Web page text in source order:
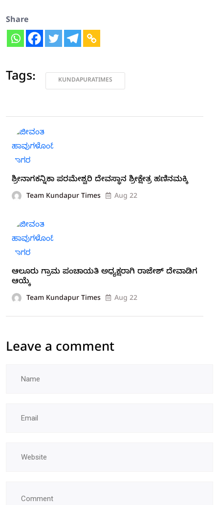
Share
Tags: KUNDAPURATIMES
ಶ್ರೀನಾಗಕನ್ನಿಕಾ ಪರಮೇಶ್ವರಿ ದೇವಸ್ಥಾನ ಶ್ರೀಕ್ಷೇತ್ರ ಹಣಿನಮಕ್ಕಿ
Team Kundapur Times Aug 22
ಆಲೂರು ಗ್ರಾಮ ಪಂಚಾಯತಿ ಅಧ್ಯಕ್ಷರಾಗಿ ರಾಜೇಶ್ ದೇವಾಡಿಗ
ಆಯ್ಕೆ
Team Kundapur Times Aug 22
Leave a comment